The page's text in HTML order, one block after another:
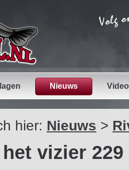
Nieuws
hier: Nieuws >
vizier 229